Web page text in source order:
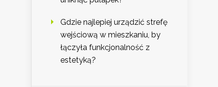
Gdzie najlepiej urządzić strefę
wejściową w mieszkaniu, by
łączyła funkcjonalność z
estetyką?